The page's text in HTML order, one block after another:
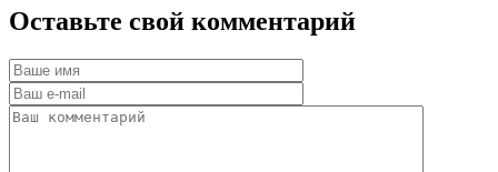
Оставьте свой комментарий